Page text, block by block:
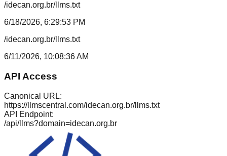
/idecan.org.br/llms.txt
6/18/2026, 6:29:53 PM
/idecan.org.br/llms.txt
6/11/2026, 10:08:36 AM
API Access
Canonical URL:
https://llmscentral.com/idecan.org.br/llms.txt
API Endpoint:
/api/llms?domain=idecan.org.br